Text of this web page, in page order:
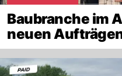
Baubranche im
neuen